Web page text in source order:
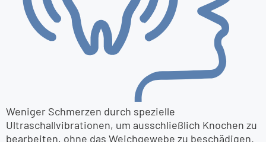
Weniger Schmerzen durch spezielle
Ultraschallvibrationen, um ausschließlich Knochen zu
bearbeiten, ohne das Weichgewebe zu beschädigen.